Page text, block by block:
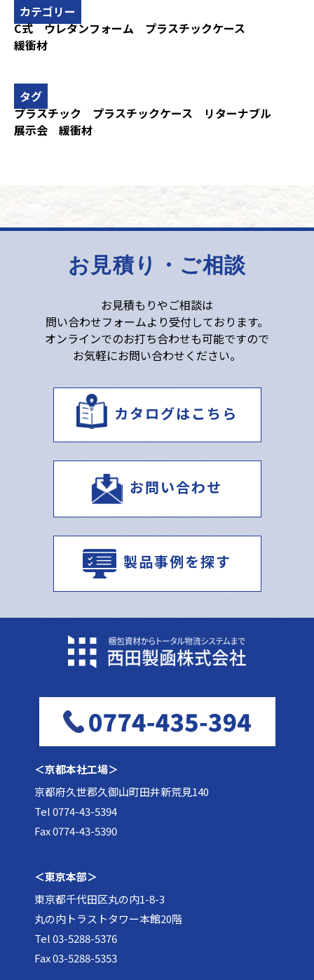
カテゴリー
C式
ウレタンフォーム
プラスチックケース
緩衝材
タグ
プラスチック
プラスチックケース
リターナブル
展示会
緩衝材
お見積り・ご相談
お見積もりやご相談は
問い合わせフォームより受付しております。
オンラインでのお打ち合わせも可能ですので
お気軽にお問い合わせください。
カタログはこちら
お問い合わせ
製品事例を探す
＜京都本社工場＞
京都府久世郡久御山町田井新荒見140
Tel 0774-43-5394
Fax 0774-43-5390
＜東京本部＞
東京都千代田区丸の内1-8-3
丸の内トラストタワー本館20階
Tel 03-5288-5376
Fax 03-5288-5353